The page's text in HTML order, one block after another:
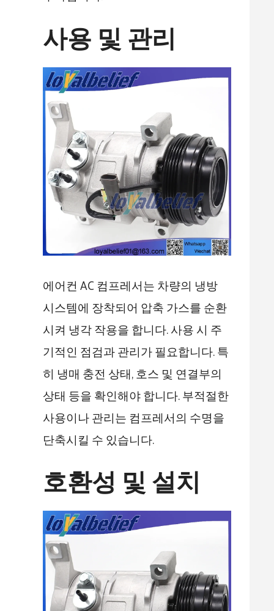
사용 및 관리
에어컨 AC 컴프레서는 차량의 냉방
시스템에 장착되어 압축 가스를 순환
시켜 냉각 작용을 합니다. 사용 시 주
기적인 점검과 관리가 필요합니다. 특
히 냉매 충전 상태, 호스 및 연결부의
상태 등을 확인해야 합니다. 부적절한
사용이나 관리는 컴프레서의 수명을
단축시킬 수 있습니다.
호환성 및 설치